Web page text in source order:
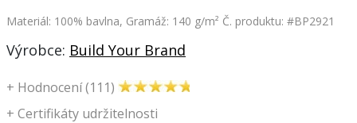
+ Certifikáty udržitelnosti
Materiál: 100% bavlna, Gramáž: 140 g/m² Č. produktu: #BP2921
Výrobce: Build Your Brand
+ Hodnocení (111)